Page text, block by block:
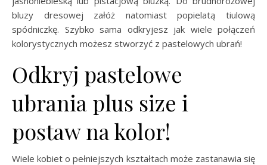
bluzy dresowej załóż natomiast popielatą tiulową
spódniczkę. Szybko sama odkryjesz jak wiele połączeń
kolorystycznych możesz stworzyć z pastelowych ubrań!
Odkryj pastelowe
ubrania plus size i
postaw na kolor!
Wiele kobiet o pełniejszych kształtach może zastanawia się